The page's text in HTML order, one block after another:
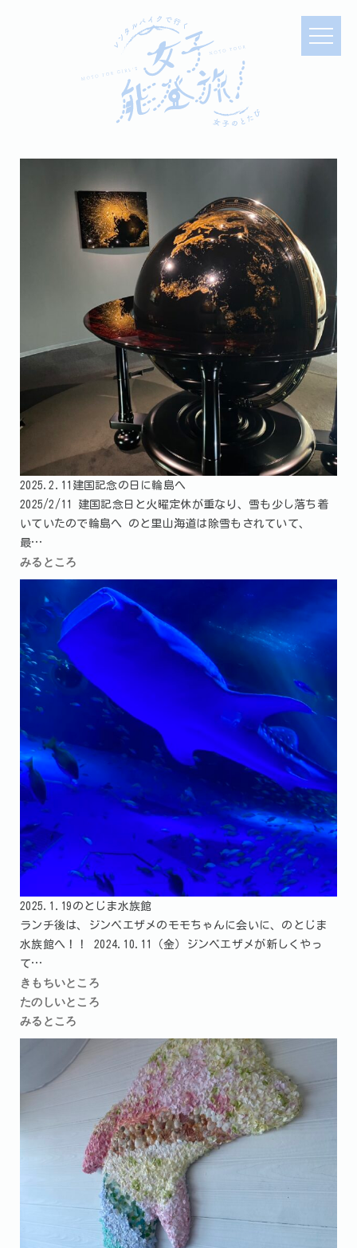
2025.2.11建国記念の日に輪島へ
2025/2/11 建国記念日と火曜定休が重なり、雪も少し落ち着
いていたので輪島へ のと里山海道は除雪もされていて、
最…
みるところ
2025.1.19のとじま水族館
ランチ後は、ジンベエザメのモモちゃんに会いに、のとじま
水族館へ！！ 2024.10.11（金）ジンベエザメが新しくやっ
て…
きもちいところ
たのしいところ
みるところ